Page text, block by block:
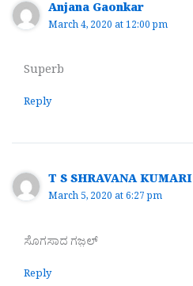
Anjana Gaonkar
March 4, 2020 at 12:00 pm
Superb
Reply
T S SHRAVANA KUMARI
March 5, 2020 at 6:27 pm
ಸೊಗಸಾದ ಗಜ಼ಲ್
Reply